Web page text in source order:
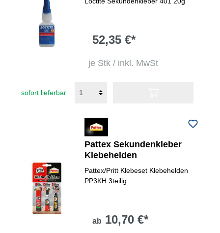
52,35 €*
je Stk / inkl. MwSt
sofort lieferbar
Pattex Sekundenkleber
Klebehelden
Pattex/Pritt Klebeset Klebehelden
PP3KH 3teilig
ab 10,70 €*